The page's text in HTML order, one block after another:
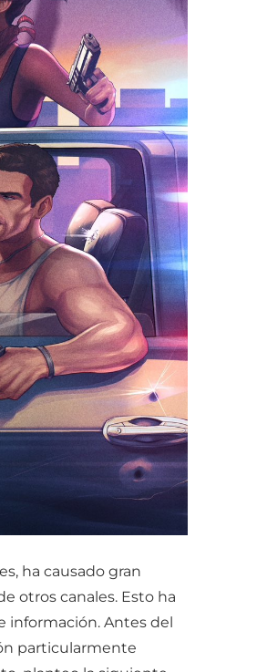
ha causado gran
otros canales. Esto ha
información. Antes del
particularmente